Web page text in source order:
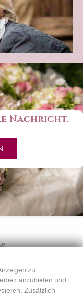
zu
anzubieten und
Zusätzlich
Nachricht.